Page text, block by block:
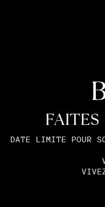
FAITES
DATE LIMITE POUR